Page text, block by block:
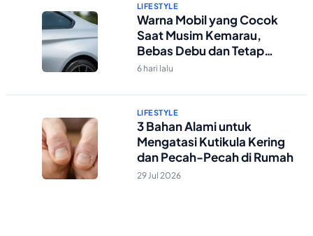
LIFESTYLE
Warna Mobil yang Cocok
Saat Musim Kemarau,
Bebas Debu dan Tetap
Kelihatan Bersih
6 hari lalu
LIFESTYLE
3 Bahan Alami untuk
Mengatasi Kutikula Kering
dan Pecah-Pecah di Rumah
29 Jul 2026